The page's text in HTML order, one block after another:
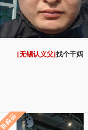
[无锡认义父] 找个干妈